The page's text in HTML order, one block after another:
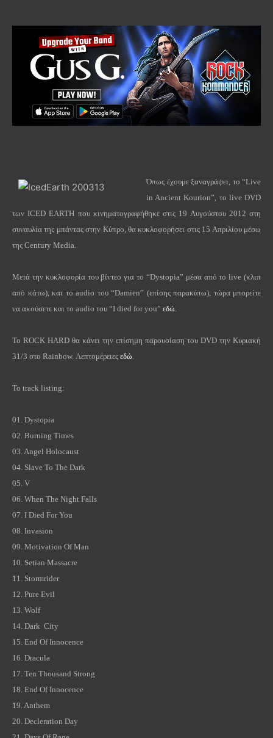
Όπως έχουμε ξαναγράψει, το “Live
in Ancient Kourion”, το live DVD
των ICED EARTH που κινηματογραφήθηκε στις 19 Αυγούστου 2012 στη
συναυλία της μπάντας στην Κύπρο, θα κυκλοφορήσει στις 15 Απριλίου μέσω
της Century Media.
Μετά την κυκλοφορία του βίντεο για το “Dystopia” μέσα από το live (κλιπ
από κάτω), και το audio του “Damien” (επίσης παρακάτω), τώρα μπορείτε
να ακούσετε και το audio του “I died for you” εδώ
Το ROCK HARD θα κάνει την επίσημη παρουσίαση του DVD την Κυριακή
31/3 στο Rainbow. Λεπτομέρειες εδώ
To track listing:
01. Dystopia
02. Burning Times
03. Angel Holocaust
04. Slave To The Dark
05. V
06. When The Night Falls
07. I Died For You
08. Invasion
09. Motivation Of Man
10. Setian Massacre
11. Stormrider
12. Pure Evil
13. Wolf
14. Dark City
15. End Of Innocence
16. Dracula
17. Ten Thousand Strong
18. End Of Innocence
19. Anthem
20. Decleration Day